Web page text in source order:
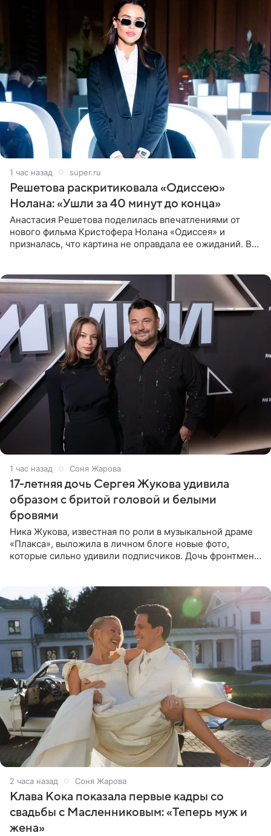
1 час назад super.ru
Решетова раскритиковала «Одиссею»
Нолана: «Ушли за 40 минут до конца»
Анастасия Решетова поделилась впечатлениями от
нового фильма Кристофера Нолана «Одиссея» и
призналась, что картина не оправдала ее ожиданий. В
1 час назад Соня Жарова
17-летняя дочь Сергея Жукова удивила
образом с бритой головой и белыми
бровями
Ника Жукова, известная по роли в музыкальной драме
«Плакса», выложила в личном блоге новые фото,
которые сильно удивили подписчиков. Дочь фронтмена
2 часа назад Соня Жарова
Клава Кока показала первые кадры со
свадьбы с Масленниковым: «Теперь муж и
жена»